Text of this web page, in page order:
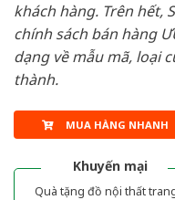
khách hàng. Trên hết,
chính sách bán hàng
dạng về mẫu mã, loại
thành.
MUA HÀNG NHANH
Khuyến mại
Quà tặng đồ nội thất